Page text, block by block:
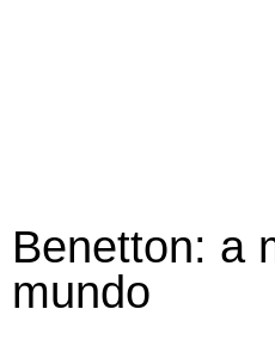
Benetton: a
mundo